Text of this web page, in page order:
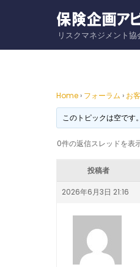
リスクマネジメント協
Home › フォーラム › お
このトピックは空です。
0件の返信スレッドを表
投稿者
2026年6月3日 21:16